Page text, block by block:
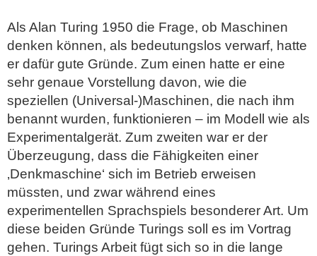
Als Alan Turing 1950 die Frage, ob Maschinen
denken können, als bedeutungslos verwarf, hatte
er dafür gute Gründe. Zum einen hatte er eine
sehr genaue Vorstellung davon, wie die
speziellen (Universal-)Maschinen, die nach ihm
benannt wurden, funktionieren – im Modell wie als
Experimentalgerät. Zum zweiten war er der
Überzeugung, dass die Fähigkeiten einer
‚Denkmaschine‘ sich im Betrieb erweisen
müssten, und zwar während eines
experimentellen Sprachspiels besonderer Art. Um
diese beiden Gründe Turings soll es im Vortrag
gehen. Turings Arbeit fügt sich so in die lange